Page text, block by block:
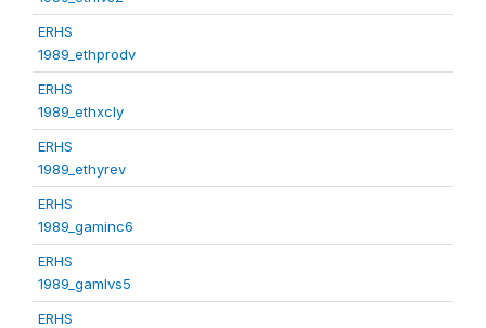
ERHS
1989_ethprodv
ERHS
1989_ethxcly
ERHS
1989_ethyrev
ERHS
1989_gaminc6
ERHS
1989_gamlvs5
ERHS